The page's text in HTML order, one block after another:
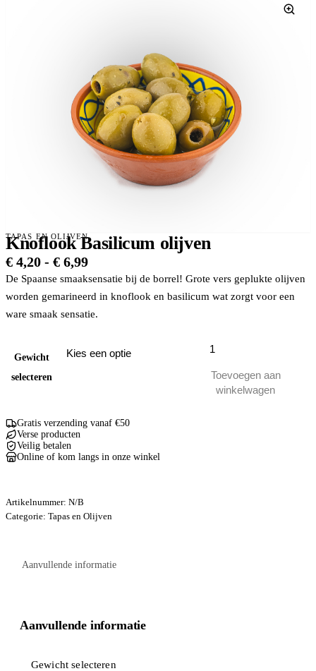
TAPAS EN OLIJVEN
Knoflook Basilicum olijven
€ 4,20 - € 6,99Prijsklasse:
€ 4,20
tot
€ 6,99
De Spaanse smaaksensatie bij de borrel! Grote vers geplukte olijven
worden gemarineerd in knoflook en basilicum wat zorgt voor een
ware smaak sensatie.
Gewicht
selecteren
Knoflook
Basilicum
Toevoegen aan
winkelwagen
Gratis verzending vanaf €50
Verse producten
Veilig betalen
Online of kom langs in onze winkel
Artikelnummer: N/B
Categorie: Tapas en Olijven
Aanvullende informatie
Aanvullende informatie
Gewicht selecteren